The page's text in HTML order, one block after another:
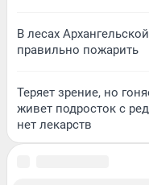
В лесах
правильно пожарить
Теряет зрение, но
живет подросток с
нет лекарств